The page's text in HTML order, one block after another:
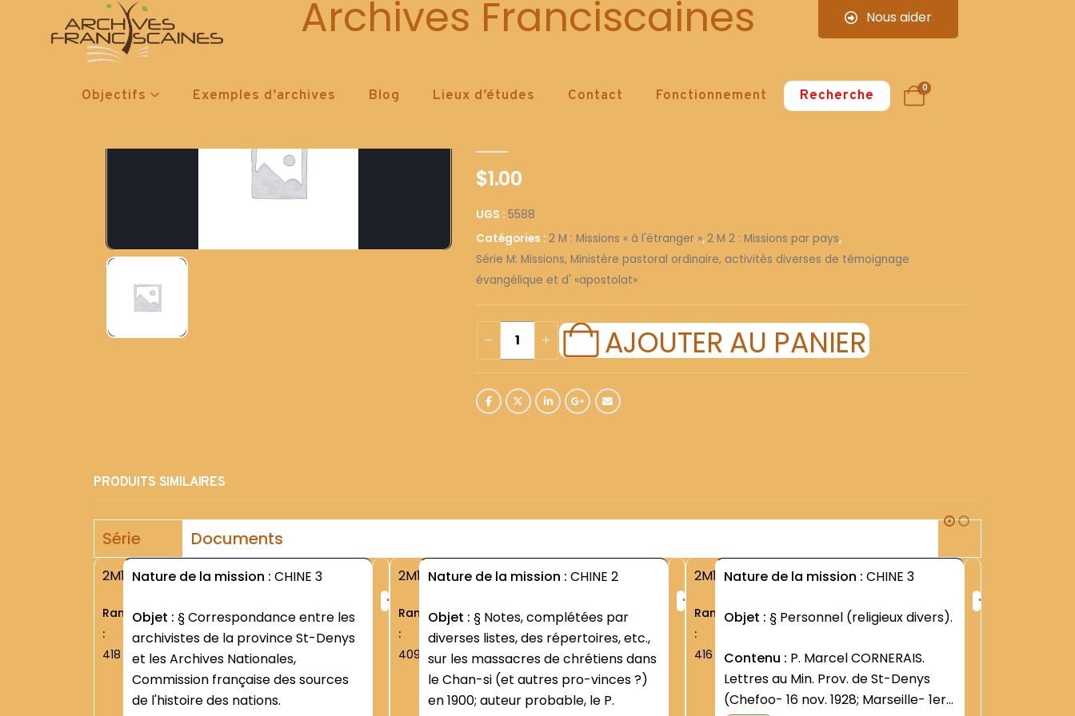
Archives Franciscaines Nous aider
Objectifs Exemples d’archives Blog Lieux d’études Contact Fonctionnement Recherche 0
5588
$1.00
UGS : 5588
Catégories : 2 M : Missions « à l'étranger »,2 M 2 : Missions par pays,
Série M: Missions, Ministère pastoral ordinaire, activités diverses de témoignage
évangélique et d' «apostolat»
AJOUTER AU PANIER
PRODUITS SIMILAIRES
Série Documents
2M1
Rang
:
418
Nature de la mission : CHINE 3
Objet : § Correspondance entre les
archivistes de la province St-Denys
et les Archives Nationales,
Commission française des sources
de l'histoire des nations.
+
2M1
Rang
:
409
Nature de la mission : CHINE 2
Objet : § Notes, complétées par
diverses listes, des répertoires, etc.,
sur les massacres de chrétiens dans
le Chan-si (et autres pro-vinces ?)
en 1900; auteur probable, le P.
+
2M1
Rang
:
416
Nature de la mission : CHINE 3
Objet : § Personnel (religieux divers).
Contenu :
Lettres au Min. Prov. de St-Denys
(Chefoo- 16 nov. 1928; Marseille- 1er
+